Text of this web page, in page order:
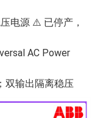
电源 ⚠️ 已停产，
AC Power
双输出隔离稳压